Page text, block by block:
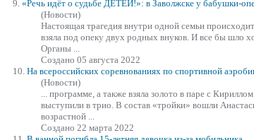
9. «Речь идёт о судьбе ДЕТЕЙ!»: в Заволжске у бабушки-
(Новости)
Настоящая трагедия внутри одной семьи
взяла под опеку двух родных внуков. И все бы шло
Органы ...
Создано 05 августа 2022
10. На всероссийских соревнованиях по спортивной
(Новости)
... программе, а также взяла золото в паре с
выступили в трио. В состав «тройки» вошли
возрастной ...
Создано 22 марта 2022